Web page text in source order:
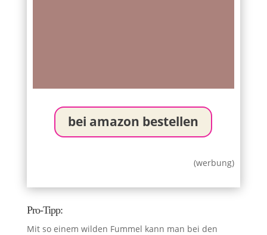
bei amazon bestellen
(werbung)
Pro-Tipp:
Mit so einem wilden Fummel kann man bei den